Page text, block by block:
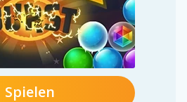
Spielen